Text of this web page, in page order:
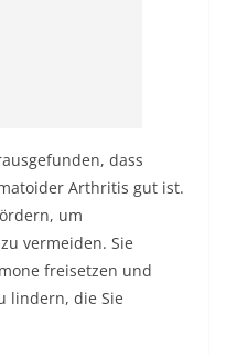
dass
Arthritis gut ist.
um
vermeiden. Sie
freisetzen und
lindern, die Sie